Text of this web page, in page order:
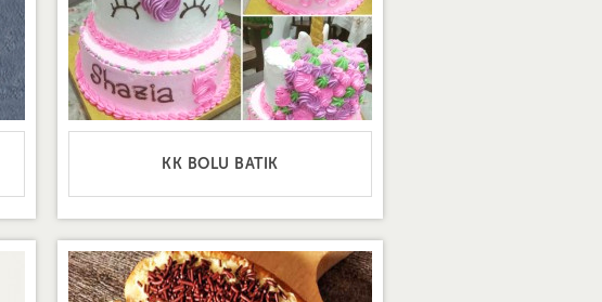
KK BOLU BATIK